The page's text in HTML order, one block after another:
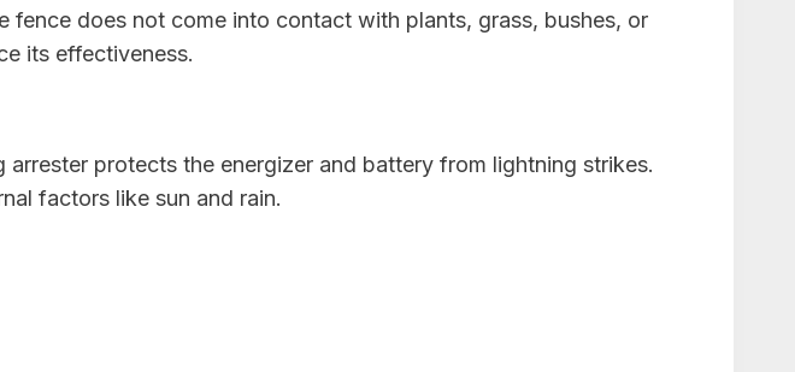
fence does not come into contact with plants, grass, bushes, or
its effectiveness.
protects the energizer and battery from lightning strikes.
factors like sun and rain.